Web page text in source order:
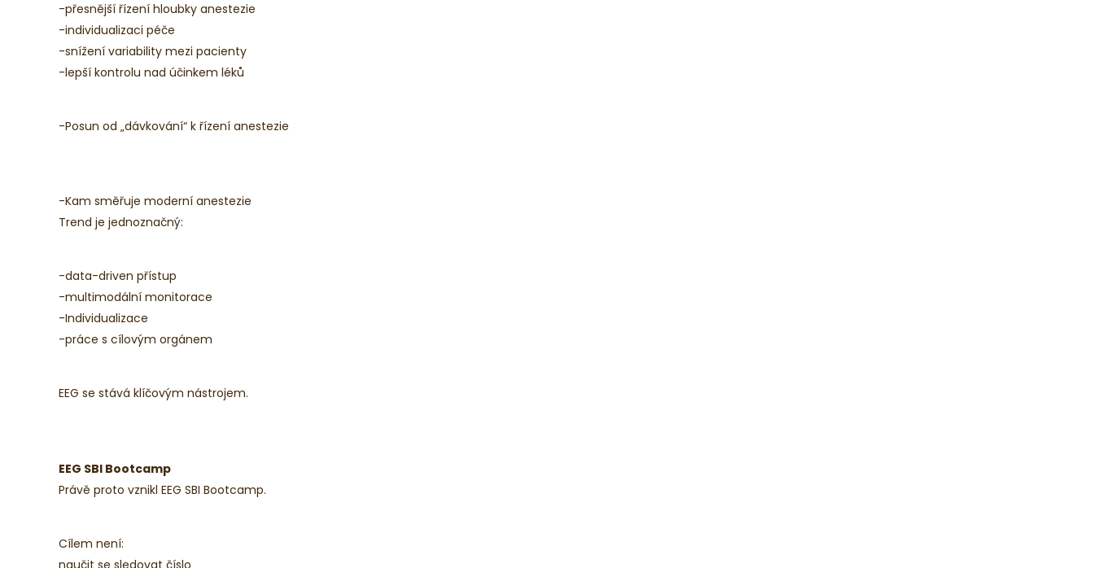
-přesnější řízení hloubky anestezie
-individualizaci péče
-snížení variability mezi pacienty
-lepší kontrolu nad účinkem léků
-Posun od „dávkování“ k řízení anestezie
-Kam směřuje moderní anestezie
Trend je jednoznačný:
-data-driven přístup
-multimodální monitorace
-Individualizace
-práce s cílovým orgánem
EEG se stává klíčovým nástrojem.
EEG SBI Bootcamp
Právě proto vznikl EEG SBI Bootcamp.
Cílem není: